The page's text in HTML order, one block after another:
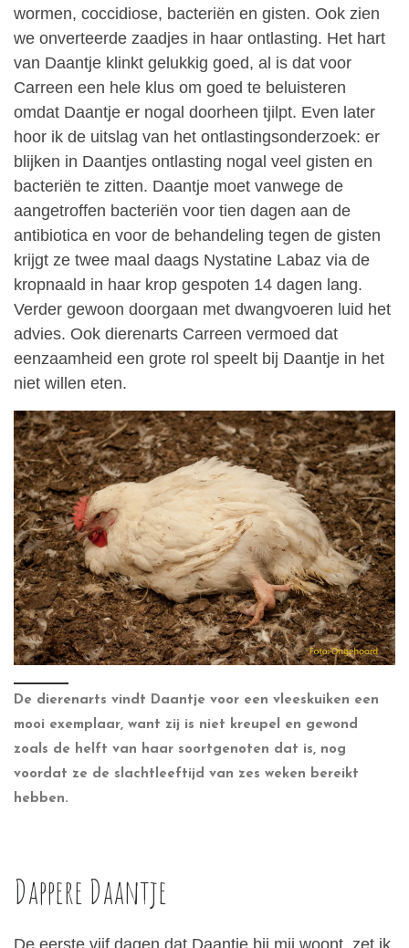
wormen, coccidiose, bacteriën en gisten. Ook zien
we onverteerde zaadjes in haar ontlasting. Het hart
van Daantje klinkt gelukkig goed, al is dat voor
Carreen een hele klus om goed te beluisteren
omdat Daantje er nogal doorheen tjilpt. Even later
hoor ik de uitslag van het ontlastingsonderzoek: er
blijken in Daantjes ontlasting nogal veel gisten en
bacteriën te zitten. Daantje moet vanwege de
aangetroffen bacteriën voor tien dagen aan de
antibiotica en voor de behandeling tegen de gisten
krijgt ze twee maal daags Nystatine Labaz via de
kropnaald in haar krop gespoten 14 dagen lang.
Verder gewoon doorgaan met dwangvoeren luid het
advies. Ook dierenarts Carreen vermoed dat
eenzaamheid een grote rol speelt bij Daantje in het
niet willen eten.
De dierenarts vindt Daantje voor een vleeskuiken een
mooi exemplaar, want zij is niet kreupel en gewond
zoals de helft van haar soortgenoten dat is, nog
voordat ze de slachtleeftijd van zes weken bereikt
hebben.
Dappere Daantje